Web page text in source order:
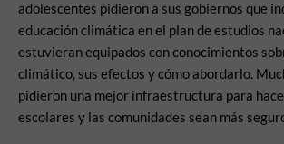
adolescentes pidieron a sus gobiernos que
educación climática en el plan de estudios
estuvieran equipados con conocimientos
climático, sus efectos y cómo abordarlo.
pidieron una mejor infraestructura para
escolares y las comunidades sean más